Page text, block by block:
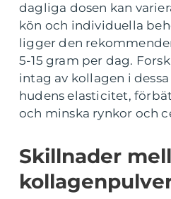
dagliga dosen kan
kön och individuella
ligger den
5-15 gram per dag.
intag av kollagen i
hudens elasticitet,
och minska rynkor och
Skillnader